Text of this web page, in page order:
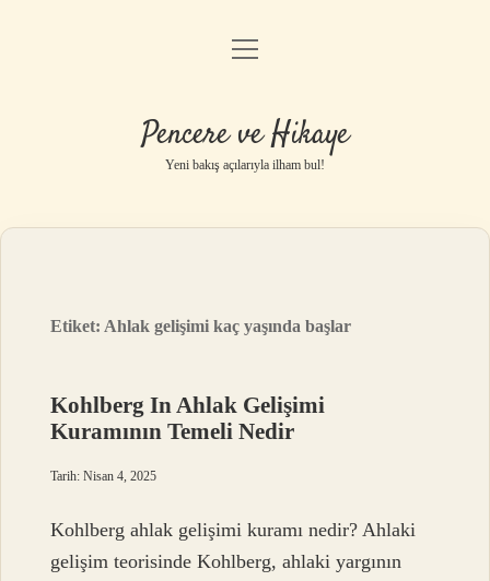
Anasayfa
Yasal Uyarı
menüyü
Pencere ve Hikaye
Yeni bakış açılarıyla ilham bul!
Etiket: Ahlak gelişimi kaç yaşında başlar
Kohlberg In Ahlak Gelişimi
Kuramının Temeli Nedir
Tarih: Nisan 4, 2025
Kohlberg ahlak gelişimi kuramı nedir? Ahlaki
gelişim teorisinde Kohlberg, ahlaki yargının